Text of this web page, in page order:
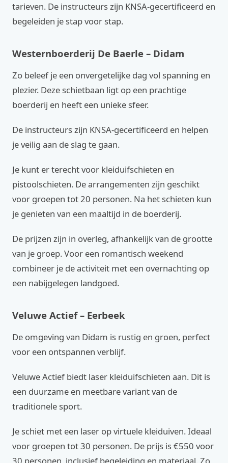
tarieven. De instructeurs zijn KNSA-gecertificeerd en
begeleiden je stap voor stap.
Westernboerderij De Baerle – Didam
Zo beleef je een onvergetelijke dag vol spanning en
plezier. Deze schietbaan ligt op een prachtige
boerderij en heeft een unieke sfeer.
De instructeurs zijn KNSA-gecertificeerd en helpen
je veilig aan de slag te gaan.
Je kunt er terecht voor kleiduifschieten en
pistoolschieten. De arrangementen zijn geschikt
voor groepen tot 20 personen. Na het schieten kun
je genieten van een maaltijd in de boerderij.
De prijzen zijn in overleg, afhankelijk van de grootte
van je groep. Voor een romantisch weekend
combineer je de activiteit met een overnachting op
een nabijgelegen landgoed.
Veluwe Actief – Eerbeek
De omgeving van Didam is rustig en groen, perfect
voor een ontspannen verblijf.
Veluwe Actief biedt laser kleiduifschieten aan. Dit is
een duurzame en meetbare variant van de
traditionele sport.
Je schiet met een laser op virtuele kleiduiven. Ideaal
voor groepen tot 30 personen. De prijs is €550 voor